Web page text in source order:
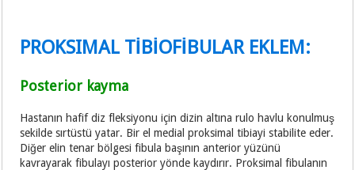
PROKSIMAL TİBİOFİBULAR EKLEM:
Posterior kayma
Hastanın hafif diz fleksiyonu için dizin altına rulo havlu konulmuş
sekilde sırtüstü yatar. Bir el medial proksimal tibiayi stabilite eder.
Diğer elin tenar bölgesi fibula başının anterior yüzünü
kavrayarak fibulayı posterior yönde kaydırır. Proksimal fibulanın